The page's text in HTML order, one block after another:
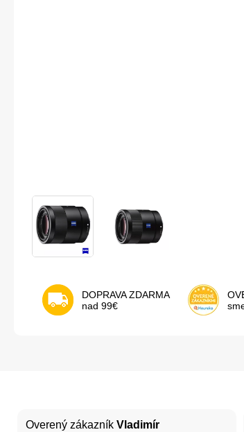
DOPRAVA ZDARMA
nad 99€
Overený zákazník Vladimír